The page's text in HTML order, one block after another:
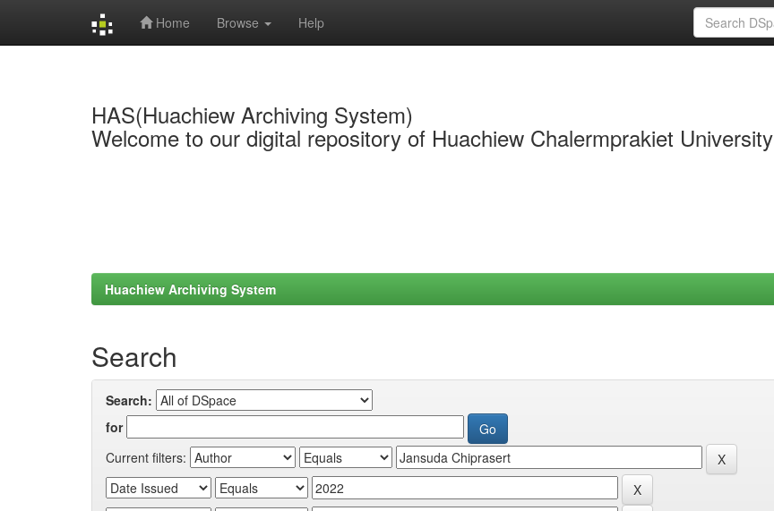
Home Browse Help
HAS(Huachiew Archiving System)
Welcome to our digital repository of Huachiew Chalermprakiet University
Huachiew Archiving System
Search
Search:
for
Current filters: